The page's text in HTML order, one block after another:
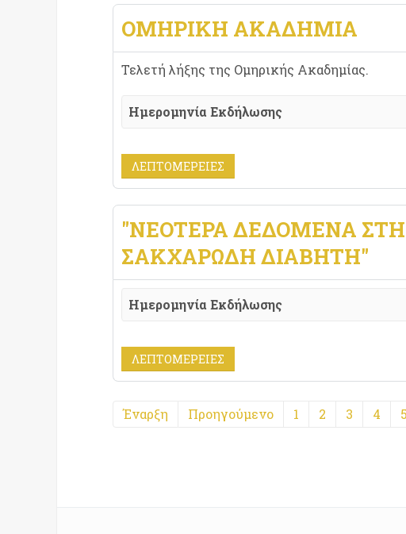
ΟΜΗΡΙΚΗ ΑΚΑΔΗΜΙΑ
Τελετή λήξης της Ομηρικής Ακαδημίας.
Ημερομηνία Εκδήλωσης
ΛΕΠΤΟΜΈΡΕΙΕΣ
"ΝΕΟΤΕΡΑ ΔΕΔΟΜΕΝΑ
ΣΑΚΧΑΡΩΔΗ ΔΙΑΒΗΤΗ"
Ημερομηνία Εκδήλωσης
ΛΕΠΤΟΜΈΡΕΙΕΣ
Έναρξη Προηγούμενο 1 2 3 4 5